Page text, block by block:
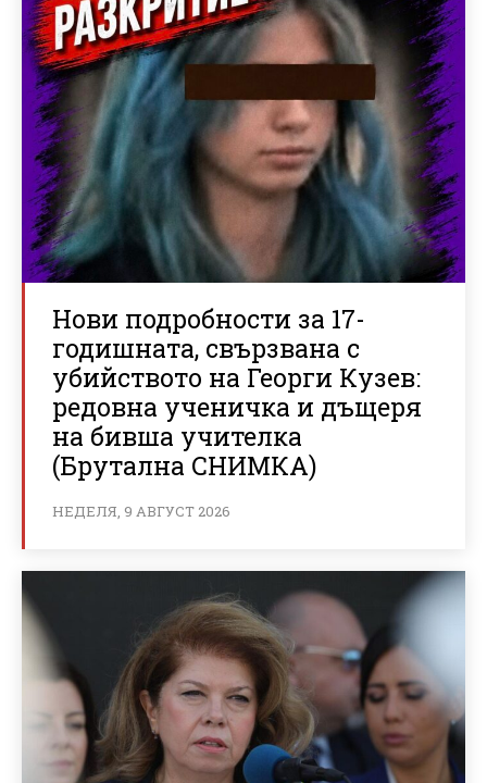
Нови подробности за 17-
годишната, свързвана с
убийството на Георги Кузев:
редовна ученичка и дъщеря
на бивша учителка
(Брутална СНИМКА)
НЕДЕЛЯ, 9 АВГУСТ 2026